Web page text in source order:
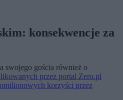
konsekwencje za
swojego gościa również o
przez portal Zero.pl
korzyści przez